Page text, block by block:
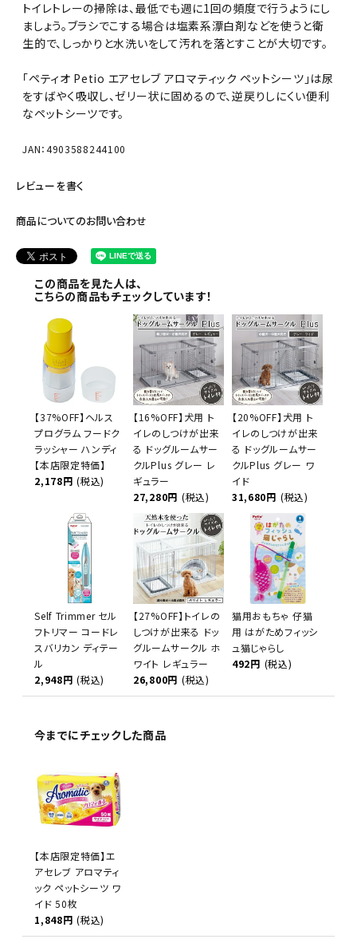
トイレトレーの掃除は、最低でも週に1回の頻度で行うようにし
ましょう。ブラシでこする場合は塩素系漂白剤などを使うと衛
生的で、しっかりと水洗いをして汚れを落とすことが大切です。
「ペティオ Petio エアセレブ アロマティック ペットシーツ」は尿
をすばやく吸収し、ゼリー状に固めるので、逆戻りしにくい便利
なペットシーツです。
JAN：4903588244100
レビューを書く
商品についてのお問い合わせ
この商品を見た人は、
こちらの商品もチェックしています！
【37%OFF】ヘルス
プログラム フードク
ラッシャー ハンディ
【本店限定特価】
2,178円 (税込)
【16%OFF】犬用 ト
イレのしつけが出来
る ドッグルームサー
クルPlus グレー レ
ギュラー
27,280円 (税込)
【20%OFF】犬用 ト
イレのしつけが出来
る ドッグルームサー
クルPlus グレー ワ
イド
31,680円 (税込)
Self Trimmer セル
フトリマー コードレ
スバリカン ディテー
ル
2,948円 (税込)
【27%OFF】トイレの
しつけが出来る ドッ
グルームサークル ホ
ワイト レギュラー
26,800円 (税込)
猫用おもちゃ 仔猫
用 はがためフィッシ
ュ猫じゃらし
492円 (税込)
今までにチェックした商品
【本店限定特価】エ
アセレブ アロマティ
ック ペットシーツ ワ
イド 50枚
1,848円 (税込)